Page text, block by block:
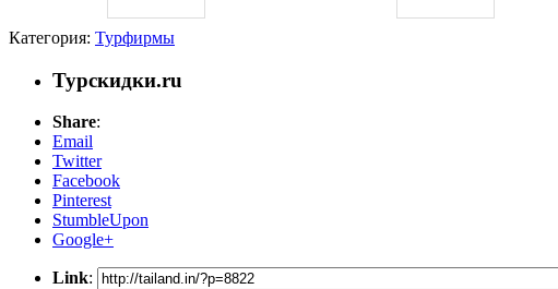
Категория: Турфирмы
Турскидки.ru
Share:
Email
Twitter
Facebook
Pinterest
StumbleUpon
Google+
Link: